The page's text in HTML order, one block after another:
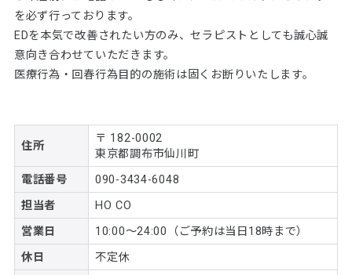
を必ず行っております。
EDを本気で改善されたい方のみ、セラピストとしても誠心誠
意向き合わせていただきます。
医療行為・回春行為目的の施術は固くお断りいたします。
住所
〒 182-0002
東京都調布市仙川町
電話番号 090-3434-6048
担当者 HO CO
営業日 10:00〜24:00（ご予約は当日18時まで）
休日 不定休